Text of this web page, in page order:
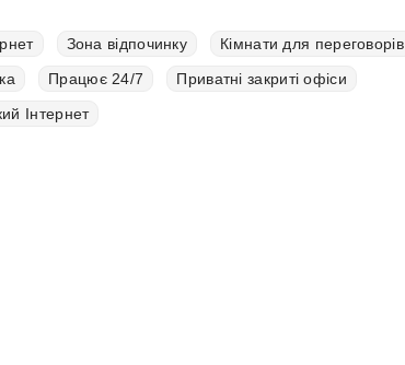
Зона відпочинку
Кімнати для переговорів
Працює 24/7
Приватні закриті офіси
Інтернет